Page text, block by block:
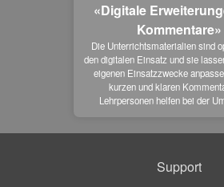
«Digitale
Kommentare»
Die Unterrichtsmaterialien sind
den digitalen Einsatz und sie
eigenen Einsatzzwecke
kurzen und klaren
Lehrpersonen helfen bei der
Support